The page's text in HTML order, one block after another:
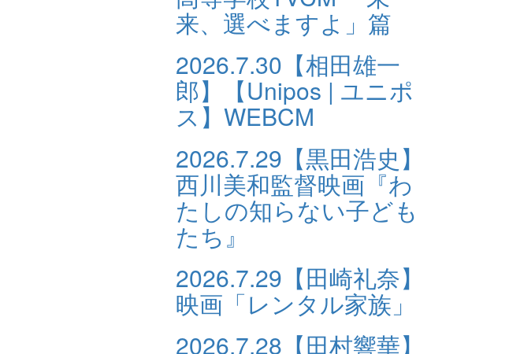
来、選べますよ」篇
2026.7.30 【相田雄一
郎】【Unipos | ユニポ
ス】WEBCM
2026.7.29 【黒田浩史】
西川美和監督映画『わ
たしの知らない子ども
たち』
2026.7.29 【田崎礼奈】
映画「レンタル家族」
2026.7.28 【田村響華】